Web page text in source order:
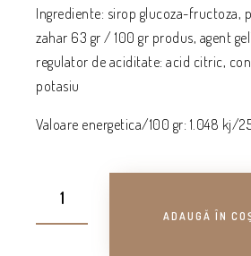
Ingrediente: sirop glucoza-fructoza,
zahar 63 gr / 100 gr produs, agent
regulator de aciditate: acid citric,
potasiu
Valoare energetica/100 gr: 1.048 kj/
ADAUGĂ ÎN